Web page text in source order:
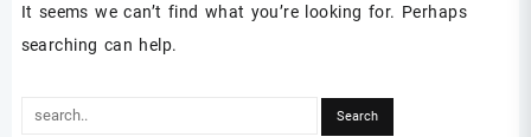
It seems we can’t find what you’re looking for. Perhaps
searching can help.